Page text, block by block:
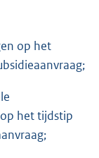
op het
het tijdstip